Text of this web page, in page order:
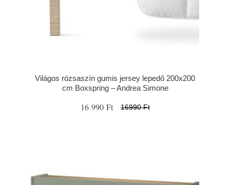
Világos rózsaszín gumis jersey lepedő 200x200
cm Boxspring – Andrea Simone
16 990 Ft 16990 Ft